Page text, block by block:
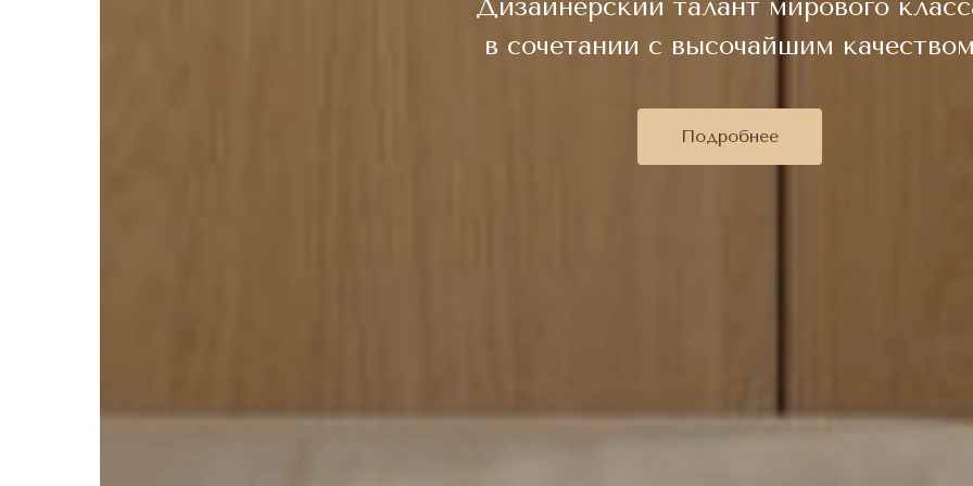
Дизайнерский талант мирового
в сочетании с высочайшим
Подробнее